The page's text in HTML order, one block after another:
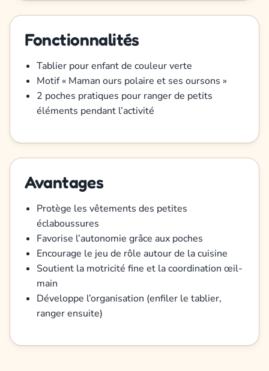
Fonctionnalités
Tablier pour enfant de couleur verte
Motif « Maman ours polaire et ses oursons »
2 poches pratiques pour ranger de petits
éléments pendant l’activité
Avantages
Protège les vêtements des petites
éclaboussures
Favorise l’autonomie grâce aux poches
Encourage le jeu de rôle autour de la cuisine
Soutient la motricité fine et la coordination œil-
main
Développe l’organisation (enfiler le tablier,
ranger ensuite)